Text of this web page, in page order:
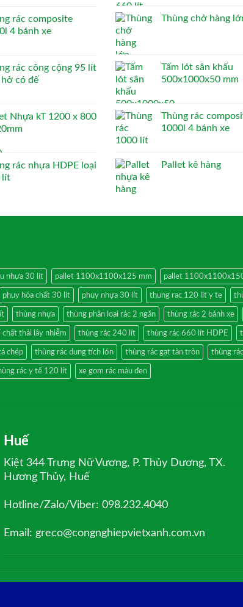
rác composite
4 bánh xe
rác công cộng 95 lít
hở có đế
Nhựa kT 1200 x 800
rác nhựa HDPE loại
lít
Thùng chở hàng
Tấm lót sân khấu
500x1000x50 mm
Thùng rác
1000l 4 bánh xe
Pallet kê hàng
lu nhựa 30 lít pallet 1100x1100x125 mm pallet
phuy hóa chất 30 lít phuy nhựa 30 lít thung rac 120 lit y te
thùng nhựa thùng phân loai rác 2 ngăn thùng rác 2 bánh xe
thải lây nhiễm thùng rác 240 lít thùng rác 660 lít HDPE
chép thùng rác dung tích lớn thùng rác gạt tàn tròn thùng
rác y tế 120 lít xe gom rác màu đen
Huế
Kiệt 344 Trưng Nữ Vương, P. Thủy Dương, TX.
Hương Thủy, Huế
Hotline/Zalo/Viber: 098.232.4040
Email: greco@congnghiepvietxanh.com.vn